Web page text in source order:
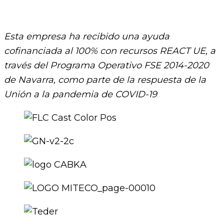
Esta empresa ha recibido una ayuda
cofinanciada al 100% con recursos REACT UE, a
través del Programa Operativo FSE 2014-2020
de Navarra, como parte de la respuesta de la
Unión a la pandemia de COVID-19